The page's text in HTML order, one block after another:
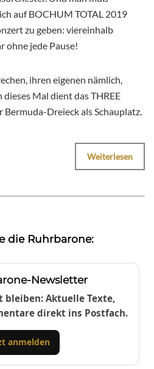
auf BOCHUM TOTAL 2019
zu geben: viereinhalb
ohne jede Pause!
ihren eigenen nämlich,
Mal dient das THREE
Dreieck als Schauplatz.
Weiterlesen
die Ruhrbarone:
Newsletter
Aktuelle Texte,
direkt ins Postfach.
anmelden